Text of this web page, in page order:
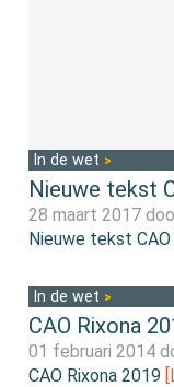
In de wet
Nieuwe tekst
28 maart 2017
Nieuwe tekst
In de wet
CAO Rixona
01 februari 2014
CAO Rixona 2019